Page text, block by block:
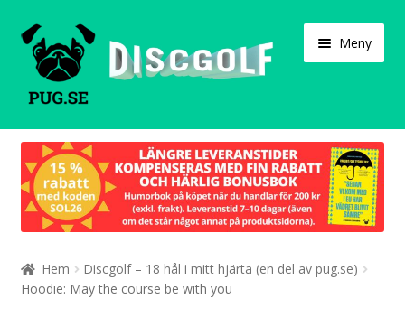
Hoppa
till
navigering
Hoppa
till
innehåll
Meny
Varukorg
Våra produkter
Designa själv!
Böcker
Hem
Discgolf – 18 hål i mitt hjärta (en del av pug.se)
Hoodie: May the course be with you